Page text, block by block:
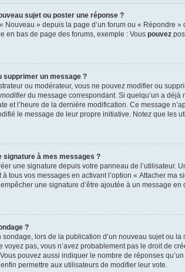
sujet ou poster une réponse ?
Nouveau » depuis la page d’un forum ou « Répondre
en bas de page des forums, exemple : Vous pouvez
supprimer un message ?
ou modérateur, vous ne pouvez modifier ou
modifierdu message correspondant. Si quelqu’un a déjà
et l’heure de la dernière modification. Ce message
le message de leur propre initiative. Notez que les
signature à mes messages ?
une signature depuis votre panneau de l’utilisateur.
tous vos messages en activant l’option « Attacher ma
une signature d’être ajoutée à un message en
?
sondage, lors de la publication d’un nouveau sujet ou
voyez pas, vous n’avez probablement pas le droit de
pouvez aussi indiquer le nombre de réponses
permettre aux utilisateurs de modifier leur vote.